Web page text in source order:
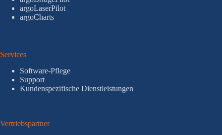
argoLaserPilot
argoCharts
Services
Software-Pflege
Support
Kundenspezifische Dienstleistungen
Vertriebspartner